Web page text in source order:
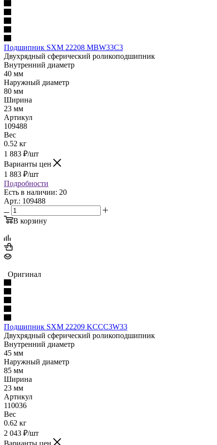
Подшипник SXM 22208 MBW33C3
Двухрядный сферический роликоподшипник
Внутренний диаметр
40 мм
Наружный диаметр
80 мм
Ширина
23 мм
Артикул
109488
Вес
0.52 кг
1 883 ₽/шт
Варианты цен
1 883 ₽/шт
Подробности
Есть в наличии: 20
Арт.: 109488
В корзину
Оригинал
Подшипник SXM 22209 KCCC3W33
Двухрядный сферический роликоподшипник
Внутренний диаметр
45 мм
Наружный диаметр
85 мм
Ширина
23 мм
Артикул
110036
Вес
0.62 кг
2 043 ₽/шт
Варианты цен